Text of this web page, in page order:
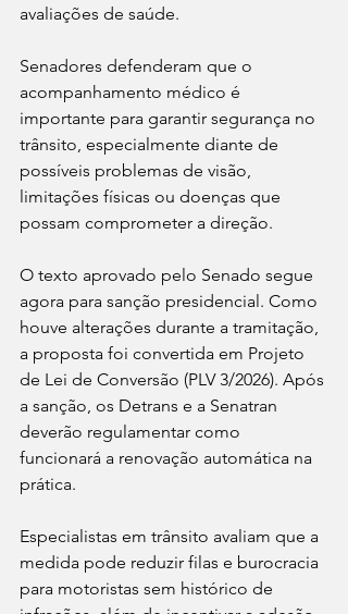
avaliações de saúde.
Senadores defenderam que o
acompanhamento médico é
importante para garantir segurança no
trânsito, especialmente diante de
possíveis problemas de visão,
limitações físicas ou doenças que
possam comprometer a direção.
O texto aprovado pelo Senado segue
agora para sanção presidencial. Como
houve alterações durante a tramitação,
a proposta foi convertida em Projeto
de Lei de Conversão (PLV 3/2026). Após
a sanção, os Detrans e a Senatran
deverão regulamentar como
funcionará a renovação automática na
prática.
Especialistas em trânsito avaliam que a
medida pode reduzir filas e burocracia
para motoristas sem histórico de